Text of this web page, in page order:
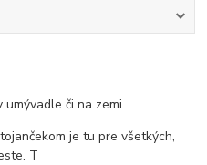
či na zemi.
je tu pre všetkých,
T